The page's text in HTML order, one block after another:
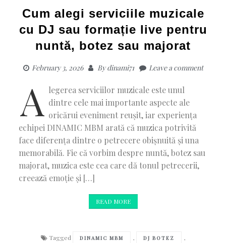
Cum alegi serviciile muzicale
cu DJ sau formație live pentru
nuntă, botez sau majorat
February 3, 2026 Bydinami71 Leave a comment
A legerea serviciilor muzicale este unul
dintre cele mai importante aspecte ale
oricărui eveniment reușit, iar experiența
echipei DINAMIC MBM arată că muzica potrivită
face diferența dintre o petrecere obișnuită și una
memorabilă. Fie că vorbim despre nuntă, botez sau
majorat, muzica este cea care dă tonul petrecerii,
creează emoție și […]
READ MORE
Tagged DINAMIC MBM , DJ BOTEZ ,